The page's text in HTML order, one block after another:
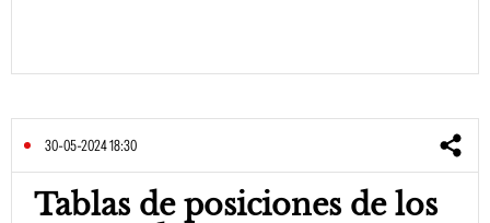
30-05-2024 18:30
Tablas de posiciones de los